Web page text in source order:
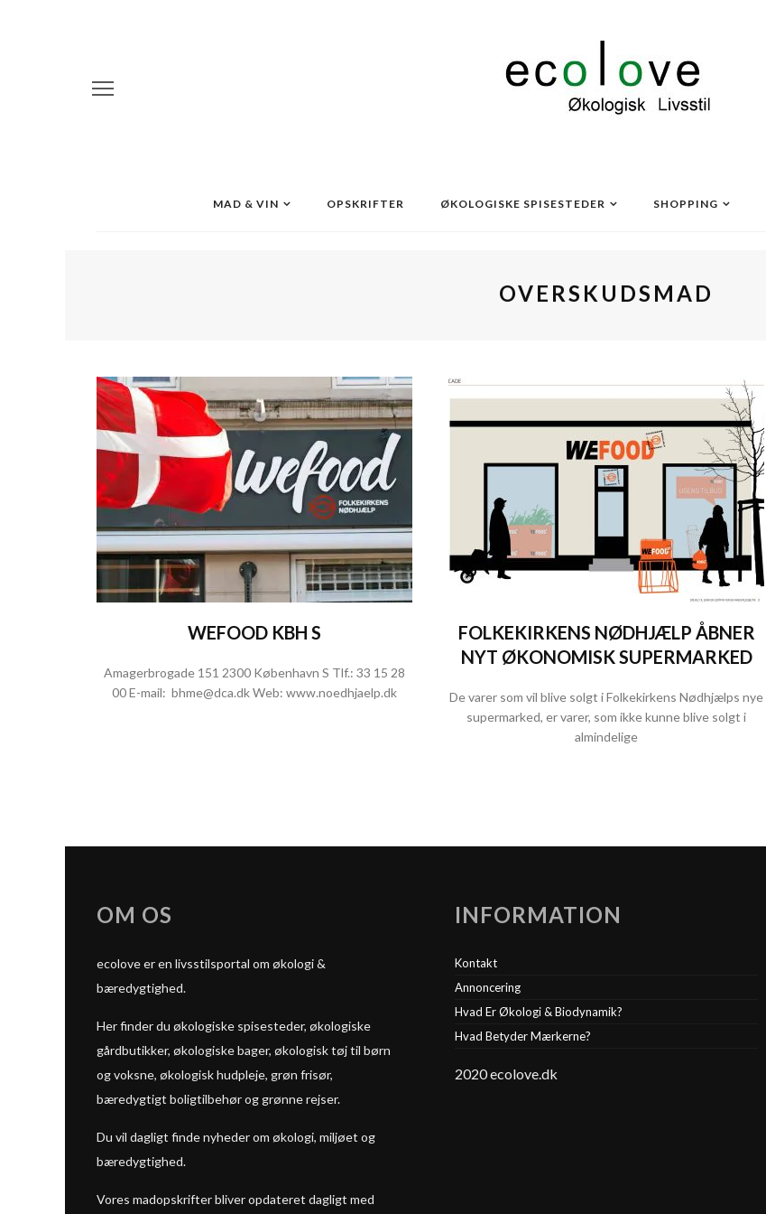
MAD & VIN OPSKRIFTER ØKOLOGISKE SPISESTEDER SHOPPING
OVERSKUDSMAD
WEFOOD KBH S
Amagerbrogade 151 2300 København S Tlf.: 33 15 28
00E-mail: bhme@dca.dkWeb: www.noedhjaelp.dk
FOLKEKIRKENS NØDHJÆLP ÅBNER
NYT ØKONOMISK SUPERMARKED
De varer som vil blive solgt i Folkekirkens Nødhjælps nye
supermarked, er varer, som ikke kunne blive solgt i
almindelige
OM OS
ecolove er en livsstilsportal om økologi &
bæredygtighed.
Her finder du økologiske spisesteder, økologiske
gårdbutikker, økologiske bager, økologisk tøj til børn
og voksne, økologisk hudpleje, grøn frisør,
bæredygtigt boligtilbehør og grønne rejser.
Du vil dagligt finde nyheder om økologi, miljøet og
bæredygtighed.
Vores madopskrifter bliver opdateret dagligt med
INFORMATION
Kontakt
Annoncering
Hvad Er Økologi & Biodynamik?
Hvad Betyder Mærkerne?
2020 ecolove.dk